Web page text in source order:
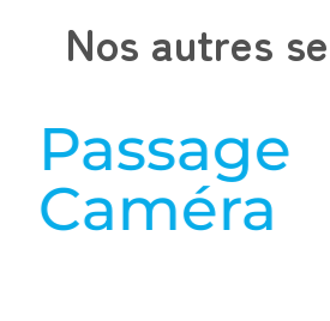
Nos autres
Passage
Caméra